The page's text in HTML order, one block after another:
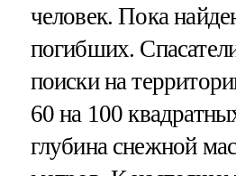
человек. Пока
погибших.
поиски на
60 на 100
глубина снежной